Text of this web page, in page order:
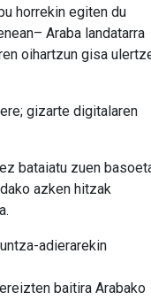
horrekin egiten du
Araba landatarra
oihartzun gisa
gizarte digitalaren
bataiatu zuen
azken hitzak
adierarekin
baitira Arabako